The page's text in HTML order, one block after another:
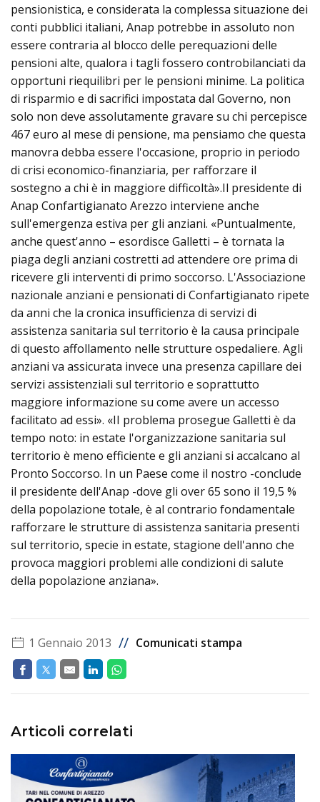
pensionistica, e considerata la complessa situazione dei
conti pubblici italiani, Anap potrebbe in assoluto non
essere contraria al blocco delle perequazioni delle
pensioni alte, qualora i tagli fossero controbilanciati da
opportuni riequilibri per le pensioni minime. La politica
di risparmio e di sacrifici impostata dal Governo, non
solo non deve assolutamente gravare su chi percepisce
467 euro al mese di pensione, ma pensiamo che questa
manovra debba essere l'occasione, proprio in periodo
di crisi economico-finanziaria, per rafforzare il
sostegno a chi è in maggiore difficoltà».Il presidente di
Anap Confartigianato Arezzo interviene anche
sull'emergenza estiva per gli anziani. «Puntualmente,
anche quest'anno – esordisce Galletti – è tornata la
piaga degli anziani costretti ad attendere ore prima di
ricevere gli interventi di primo soccorso. L'Associazione
nazionale anziani e pensionati di Confartigianato ripete
da anni che la cronica insufficienza di servizi di
assistenza sanitaria sul territorio è la causa principale
di questo affollamento nelle strutture ospedaliere. Agli
anziani va assicurata invece una presenza capillare dei
servizi assistenziali sul territorio e soprattutto
maggiore informazione su come avere un accesso
facilitato ad essi». «II problema prosegue Galletti è da
tempo noto: in estate l'organizzazione sanitaria sul
territorio è meno efficiente e gli anziani si accalcano al
Pronto Soccorso. In un Paese come il nostro -conclude
il presidente dell'Anap -dove gli over 65 sono il 19,5 %
della popolazione totale, è al contrario fondamentale
rafforzare le strutture di assistenza sanitaria presenti
sul territorio, specie in estate, stagione dell'anno che
provoca maggiori problemi alle condizioni di salute
della popolazione anziana».
1 Gennaio 2013 // Comunicati stampa
Articoli correlati